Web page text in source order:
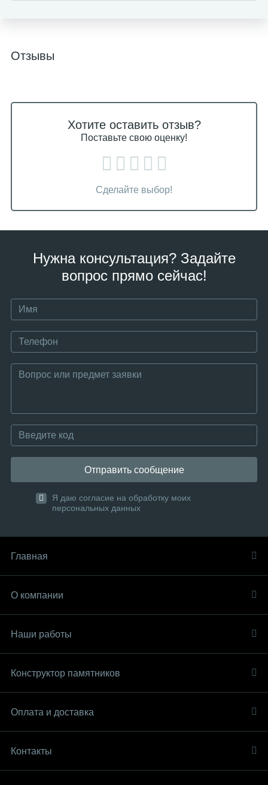
Отзывы
Хотите оставить отзыв?
Поставьте свою оценку!
Сделайте выбор!
Нужна консультация? Задайте
вопрос прямо сейчас!
Отправить сообщение
Я даю согласие на обработку моих
персональных данных
Главная
О компании
Наши работы
Конструктор памятников
Оплата и доставка
Контакты